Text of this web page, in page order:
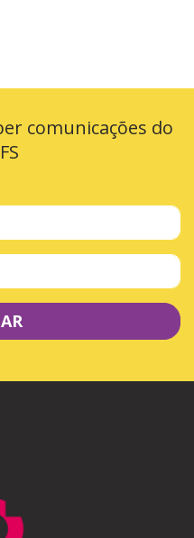
comunicações do